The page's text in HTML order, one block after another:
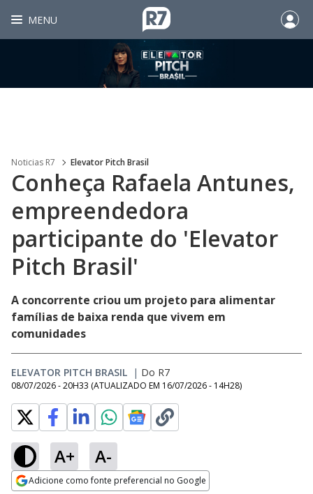
MENU
Noticias R7 Elevator Pitch Brasil
Conheça Rafaela Antunes,
empreendedora
participante do 'Elevator
Pitch Brasil'
A concorrente criou um projeto para alimentar
famílias de baixa renda que vivem em
comunidades
ELEVATOR PITCH BRASIL | Do R7
08/07/2026 - 20H33 (ATUALIZADO EM 16/07/2026 - 14H28)
A+ A-
Adicione como fonte preferencial no Google
Ativar
78.09%